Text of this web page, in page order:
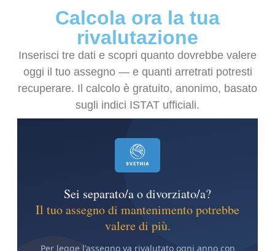
Calcola ora la tua
rivalutazione
Inserisci tre dati e scopri quanto dovrebbe valere
oggi il tuo assegno — e quanti arretrati potresti
recuperare. Il calcolo è gratuito, anonimo, basato
sugli indici ISTAT ufficiali.